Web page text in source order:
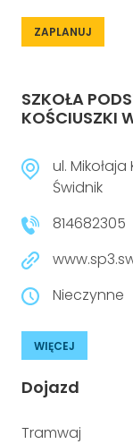
ZAPLANUJ
SZKOŁA
KOŚCIUSZKI
ul.
Świdnik
814682305
Nieczynne
WIĘCEJ
Dojazd
Tramwaj